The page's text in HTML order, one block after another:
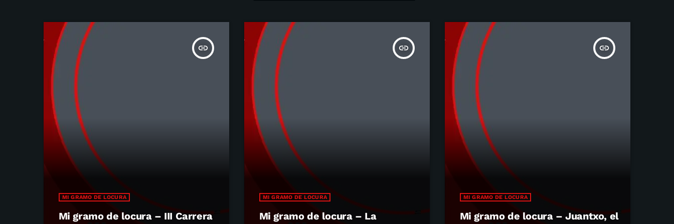
insert_link
MI GRAMO DE LOCURA
Mi gramo de locura – III Carrera
insert_link
MI GRAMO DE LOCURA
Mi gramo de locura – La
insert_link
MI GRAMO DE LOCURA
Mi gramo de locura – Juantxo, el